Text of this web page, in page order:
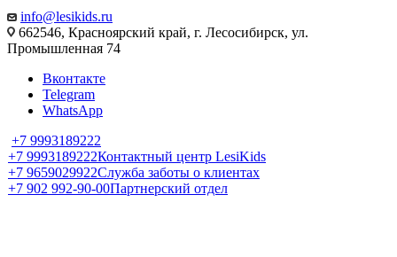
info@lesikids.ru
662546, Красноярский край, г. Лесосибирск, ул.
Промышленная 74
Вконтакте
Telegram
WhatsApp
+7 9993189222
+7 9993189222Контактный центр LesiKids
+7 9659029922Служба заботы о клиентах
+7 902 992-90-00Партнерский отдел